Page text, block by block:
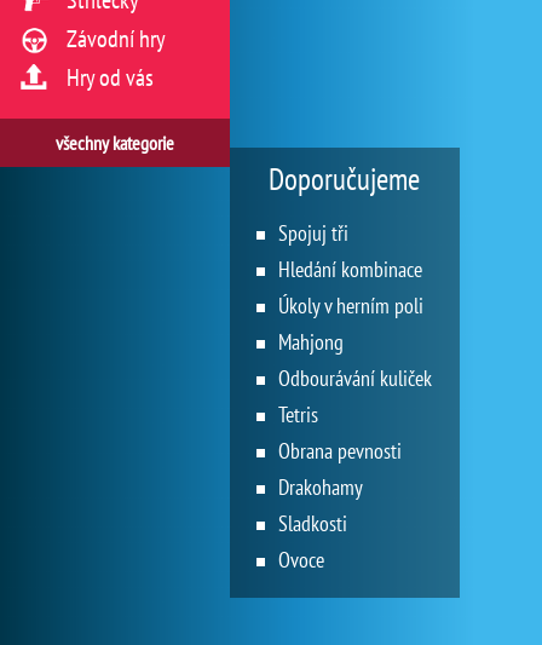
Závodní hry
Hry od vás
všechny kategorie
Doporučujeme
Spojuj tři
Hledání kombinace
Úkoly v herním poli
Mahjong
Odbourávání kuliček
Tetris
Obrana pevnosti
Drakohamy
Sladkosti
Ovoce